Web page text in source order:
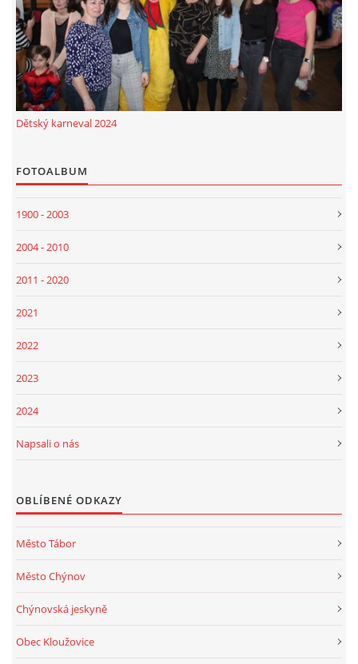
Dětský karneval 2024
FOTOALBUM
1900 - 2003
2004 - 2010
2011 - 2020
2021
2022
2023
2024
Napsali o nás
OBLÍBENÉ ODKAZY
Město Tábor
Město Chýnov
Chýnovská jeskyně
Obec Kloužovice